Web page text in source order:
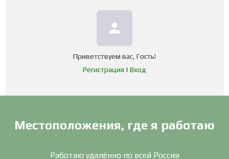
person
Приветствуем вас Гость!
Регистрация | Вход
Местоположения, где я работаю
Работаю удалённо по всей России